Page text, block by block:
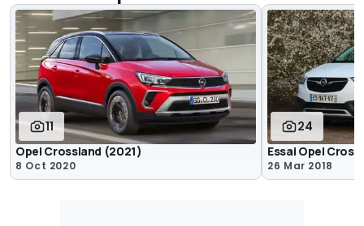
11
Opel Crossland (2021)
8 Oct 2020
24
Essai Opel
26 Mar 2018